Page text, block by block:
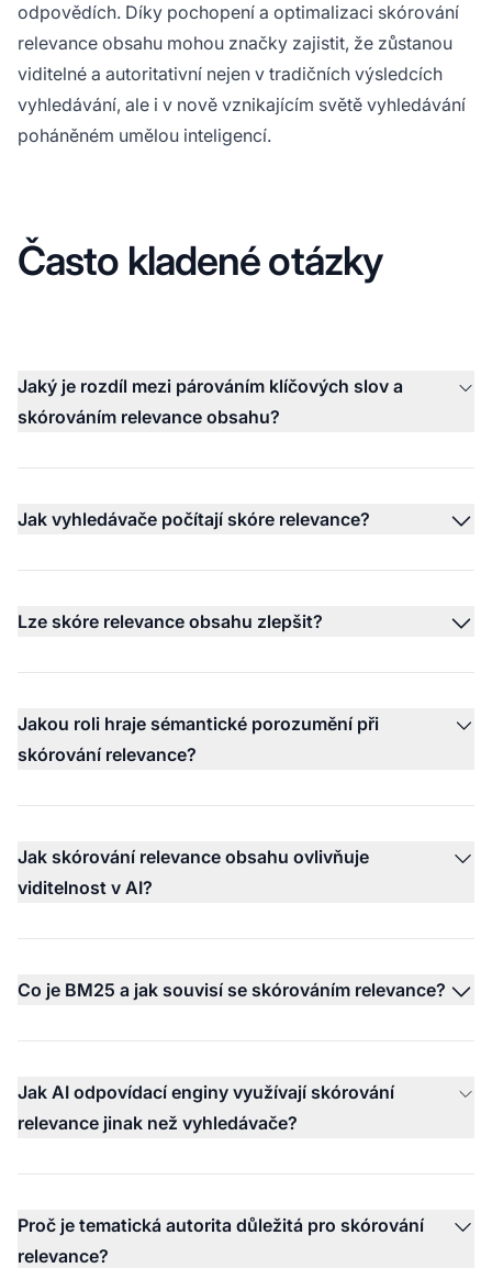
odpovědích. Díky pochopení a optimalizaci skórování
relevance obsahu mohou značky zajistit, že zůstanou
viditelné a autoritativní nejen v tradičních výsledcích
vyhledávání, ale i v nově vznikajícím světě vyhledávání
poháněném umělou inteligencí.
Často kladené otázky
Jaký je rozdíl mezi párováním klíčových slov a
skórováním relevance obsahu?
Jak vyhledávače počítají skóre relevance?
Lze skóre relevance obsahu zlepšit?
Jakou roli hraje sémantické porozumění při
skórování relevance?
Jak skórování relevance obsahu ovlivňuje
viditelnost v AI?
Co je BM25 a jak souvisí se skórováním relevance?
Jak AI odpovídací enginy využívají skórování
relevance jinak než vyhledávače?
Proč je tematická autorita důležitá pro skórování
relevance?